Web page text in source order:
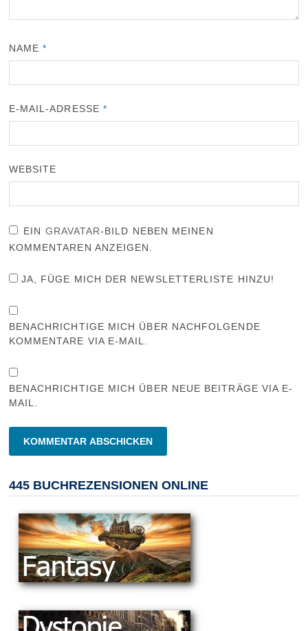
NAME*
E-MAIL-ADRESSE *
WEBSITE
EIN GRAVATAR-BILD NEBEN MEINEN
KOMMENTAREN ANZEIGEN.
JA, FÜGE MICH DER NEWSLETTERLISTE HINZU!
BENACHRICHTIGE MICH ÜBER NACHFOLGENDE
KOMMENTARE VIA E-MAIL.
BENACHRICHTIGE MICH ÜBER NEUE BEITRÄGE VIA E-
MAIL.
445 BUCHREZENSIONEN ONLINE